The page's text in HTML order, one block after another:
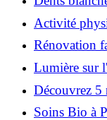
ingrédients
Activité
compte pour
Rénovation
parquet
Lumière sur
concevoir et
Découvrez 5
vera pour
Soins Bio à